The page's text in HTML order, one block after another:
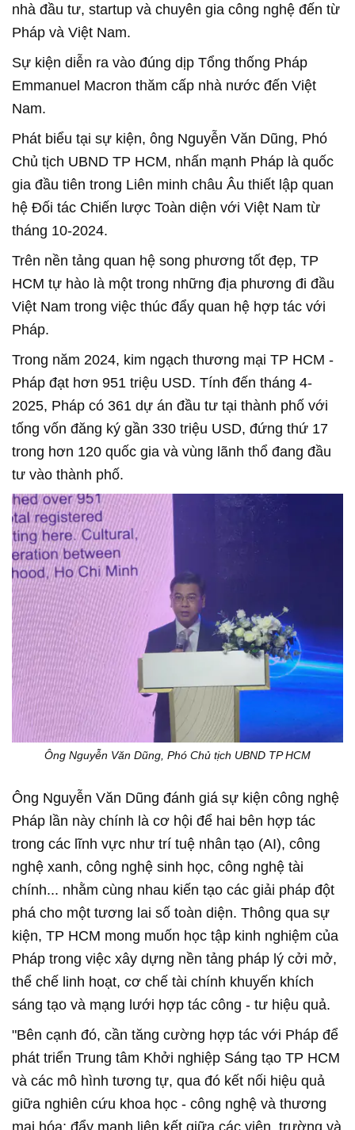
nhà đầu tư, startup và chuyên gia công nghệ đến từ
Pháp và Việt Nam.
Sự kiện diễn ra vào đúng dịp Tổng thống Pháp
Emmanuel Macron thăm cấp nhà nước đến Việt
Nam.
Phát biểu tại sự kiện, ông Nguyễn Văn Dũng, Phó
Chủ tịch UBND TP HCM, nhấn mạnh Pháp là quốc
gia đầu tiên trong Liên minh châu Âu thiết lập quan
hệ Đối tác Chiến lược Toàn diện với Việt Nam từ
tháng 10-2024.
Trên nền tảng quan hệ song phương tốt đẹp, TP
HCM tự hào là một trong những địa phương đi đầu
Việt Nam trong việc thúc đẩy quan hệ hợp tác với
Pháp.
Trong năm 2024, kim ngạch thương mại TP HCM -
Pháp đạt hơn 951 triệu USD. Tính đến tháng 4-
2025, Pháp có 361 dự án đầu tư tại thành phố với
tống vốn đăng ký gần 330 triệu USD, đứng thứ 17
trong hơn 120 quốc gia và vùng lãnh thổ đang đầu
tư vào thành phố.
Ông Nguyễn Văn Dũng, Phó Chủ tịch UBND TP HCM
Ông Nguyễn Văn Dũng đánh giá sự kiện công nghệ
Pháp lần này chính là cơ hội để hai bên hợp tác
trong các lĩnh vực như trí tuệ nhân tạo (AI), công
nghệ xanh, công nghệ sinh học, công nghệ tài
chính... nhằm cùng nhau kiến tạo các giải pháp đột
phá cho một tương lai số toàn diện. Thông qua sự
kiện, TP HCM mong muốn học tập kinh nghiệm của
Pháp trong việc xây dựng nền tảng pháp lý cởi mở,
thể chế linh hoạt, cơ chế tài chính khuyến khích
sáng tạo và mạng lưới hợp tác công - tư hiệu quả.
"Bên cạnh đó, cần tăng cường hợp tác với Pháp để
phát triển Trung tâm Khởi nghiệp Sáng tạo TP HCM
và các mô hình tương tự, qua đó kết nối hiệu quả
giữa nghiên cứu khoa học - công nghệ và thương
mại hóa; đẩy mạnh liên kết giữa các viện, trường và